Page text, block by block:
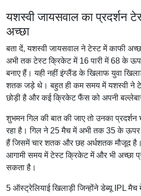
यशस्वी जायसवाल का प्रदर्शन
अच्छा
बता दें, यशस्वी जायसवाल ने टेस्ट में काफी
अभी तक टेस्ट क्रिकेट में 16 पारी में 68 के
बनाए हैं। यही नहीं इंग्लैंड के खिलाफ युवा
शतक जड़े थे। बहुत ही कम समय में यशस्वी ने
छोड़ी है और कई क्रिकेट फैंस को अपनी
शुभमन गिल की बात की जाए तो उनका प्रदर्शन
रहा है। गिल ने 25 मैच में अभी तक 35 के
हैं जिसमें चार शतक और छह अर्धशतक मौजूद है।
आगामी समय में टेस्ट क्रिकेट में और भी अच्छा
सकता है।
5 ऑस्ट्रेलियाई खिलाड़ी जिन्होंने डेब्यू IPL मैच